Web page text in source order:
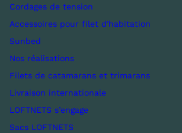
Cordages de tension
Accessoires pour filet d'habitation
Sunbed
Nos réalisations
Filets de catamarans et trimarans
Livraison internationale
LOFTNETS s’engage
Sacs LOFTNETS